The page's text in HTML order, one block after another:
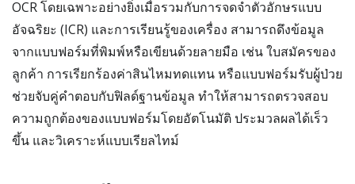
OCR โดยเฉพาะอย่างยิ่งเมื่อรวมกับการจดจำตัวอักษรแบบ
อัจฉริยะ (ICR) และการเรียนรู้ของเครื่อง สามารถดึงข้อมูล
จากแบบฟอร์มที่พิมพ์หรือเขียนด้วยลายมือ เช่น ใบสมัครของ
ลูกค้า การเรียกร้องค่าสินไหมทดแทน หรือแบบฟอร์มรับผู้ป่วย
ช่วยจับคู่คำตอบกับฟิลด์ฐานข้อมูล ทำให้สามารถตรวจสอบ
ความถูกต้องของแบบฟอร์มโดยอัตโนมัติ ประมวลผลได้เร็ว
ขึ้น และวิเคราะห์แบบเรียลไทม์